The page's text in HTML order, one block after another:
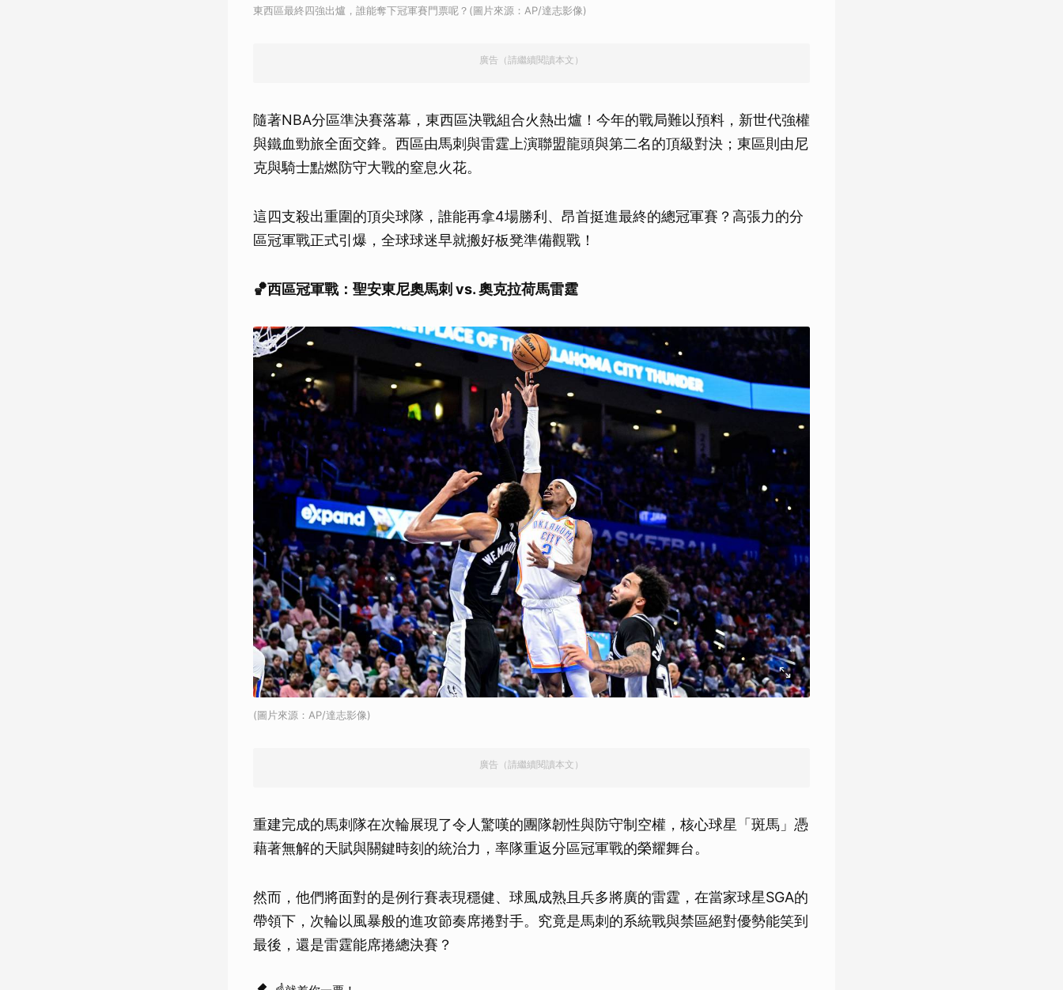
東西區最終四強出爐，誰能奪下冠軍賽門票呢？(圖片來源：AP/達志影像)
廣告（請繼續閱讀本文）
隨著NBA分區準決賽落幕，東西區決戰組合火熱出爐！今年的戰局難以預料，新世代強權
與鐵血勁旅全面交鋒。西區由馬刺與雷霆上演聯盟龍頭與第二名的頂級對決；東區則由尼
克與騎士點燃防守大戰的窒息火花。
這四支殺出重圍的頂尖球隊，誰能再拿4場勝利、昂首挺進最終的總冠軍賽？高張力的分
區冠軍戰正式引爆，全球球迷早就搬好板凳準備觀戰！
🏀西區冠軍戰：聖安東尼奧馬刺 vs. 奧克拉荷馬雷霆
(圖片來源：AP/達志影像)
廣告（請繼續閱讀本文）
重建完成的馬刺隊在次輪展現了令人驚嘆的團隊韌性與防守制空權，核心球星「斑馬」憑
藉著無解的天賦與關鍵時刻的統治力，率隊重返分區冠軍戰的榮耀舞台。
然而，他們將面對的是例行賽表現穩健、球風成熟且兵多將廣的雷霆，在當家球星SGA的
帶領下，次輪以風暴般的進攻節奏席捲對手。究竟是馬刺的系統戰與禁區絕對優勢能笑到
最後，還是雷霆能席捲總決賽？